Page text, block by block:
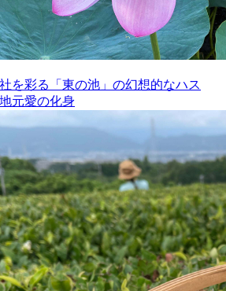
を彩る「東の池」の幻想的なハス
元愛の化身